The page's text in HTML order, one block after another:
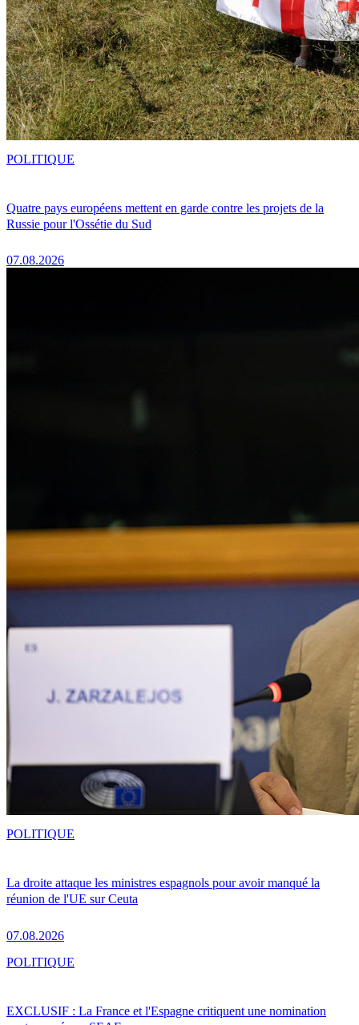
Quatre pays européens mettent en garde contre les projets de la
Russie pour l'Ossétie du Sud
07.08.2026
POLITIQUE
La droite attaque les ministres espagnols pour avoir manqué la
réunion de l'UE sur Ceuta
07.08.2026
POLITIQUE
EXCLUSIF : La France et l'Espagne critiquent une nomination
POLITIQUE